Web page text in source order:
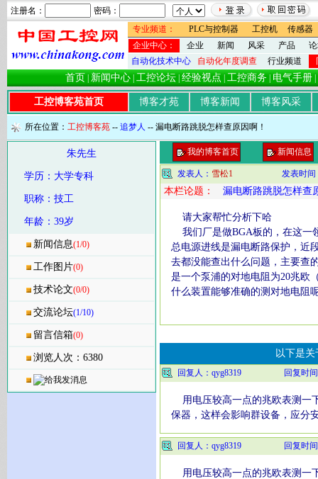
注册名：
密码：
专业频道：
PLC与控制器 工控机
传感器
企业中心：
企业 新闻 风采 产品
自动化技术中心
自动化年度调查 行业频道
首页 新闻中心 工控论坛 经验视点 工控商务 电气手册
工控博客苑首页 博客才苑 博客新闻 博客风采
所在位置： 工控博客苑 -- 追梦人 -- 漏电断路跳脱怎样查原因啊！
朱先生
学历：大学专科
职称：技工
年龄：39岁
新闻信息(1/0)
工作图片(0)
技术论文(0/0)
交流论坛(1/10)
留言信箱(0)
浏览人次：6380
我的博客首页 新闻信息
发表人： 雪松1 发表时间
本栏论题： 漏电断路跳脱怎样查
请大家帮忙分析下哈
我们厂是做BGA板的，在这一
总电源进线是漏电断路保护，近
去都没能查出什么问题，主要查
是一个泵浦的对地电阻为20兆欧
什么装置能够准确的测对地电阻
以下是关
回复人：qyg8319 回复时
用电压较高一点的兆欧表测一
保器，这样会影响群设备，应分
回复人：qyg8319 回复时
用电压较高一点的兆欧表测一